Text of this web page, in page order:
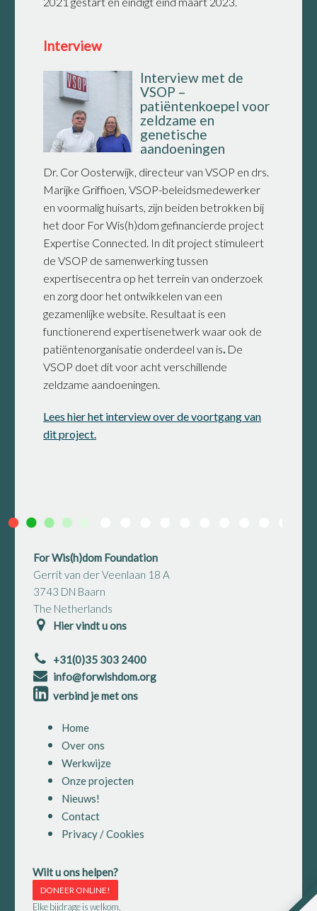
Interview
Interview met de
VSOP –
patiëntenkoepel voor
zeldzame en
genetische
aandoeningen
Dr. Cor Oosterwijk, directeur van VSOP en drs.
Marijke Griffioen, VSOP-beleidsmedewerker
en voormalig huisarts, zijn beiden betrokken bij
het door For Wis(h)dom gefinancierde project
Expertise Connected. In dit project stimuleert
de VSOP de samenwerking tussen
expertisecentra op het terrein van onderzoek
en zorg door het ontwikkelen van een
gezamenlijke website. Resultaat is een
functionerend expertisenetwerk waar ook de
patiëntenorganisatie onderdeel van is. De
VSOP doet dit voor acht verschillende
zeldzame aandoeningen.
Leeshierhet interview over de voortgang van
dit project.
For Wis(h)dom Foundation
Gerrit van der Veenlaan 18 A
3743 DN Baarn
The Netherlands
Hier vindt u ons
+31(0)35 303 2400
info@forwishdom.org
verbind je met ons
Home
Over ons
Werkwijze
Onze projecten
Nieuws!
Contact
Privacy / Cookies
Wilt u ons helpen?
DONEER ONLINE!
Elke bijdrage is welkom.